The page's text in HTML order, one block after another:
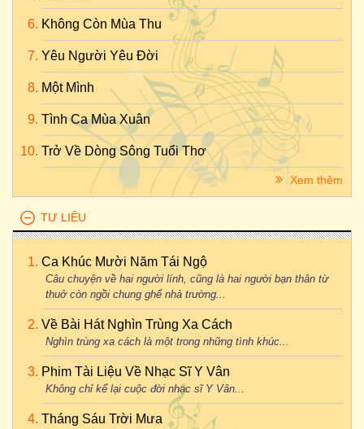
Không Còn Mùa Thu
Yêu Người Yêu Đời
Một Mình
Tình Ca Mùa Xuân
Trở Về Dòng Sông Tuổi Thơ
Xem thêm
TƯ LIỆU
Ca Khúc Mười Năm Tái Ngộ
Câu chuyện về hai người lính, cũng là hai người bạn thân từ
thuở còn ngồi chung ghế nhà trường...
Về Bài Hát Nghìn Trùng Xa Cách
Nghìn trùng xa cách là một trong những tình khúc...
Phim Tài Liệu Về Nhạc Sĩ Y Vân
Không chỉ kể lại cuộc đời nhạc sĩ Y Vân...
Tháng Sáu Trời Mưa